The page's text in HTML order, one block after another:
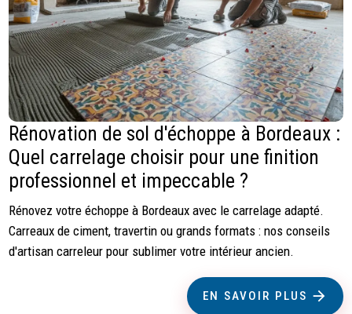
Rénovation de sol d'échoppe à Bordeaux :
Quel carrelage choisir pour une finition
professionnel et impeccable ?
Rénovez votre échoppe à Bordeaux avec le carrelage adapté.
Carreaux de ciment, travertin ou grands formats : nos conseils
d'artisan carreleur pour sublimer votre intérieur ancien.
EN SAVOIR PLUS